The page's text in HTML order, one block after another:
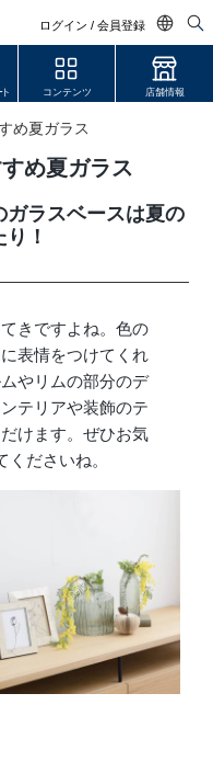
ログイン / 会員登録
日本語
コンテンツ 店舗情報
め夏ガラス
め夏ガラス
ラスベースは夏の
！
きですよね。色の
表情をつけてくれ
やリムの部分のデ
テリアや装飾のテ
けます。ぜひお気
ださいね。